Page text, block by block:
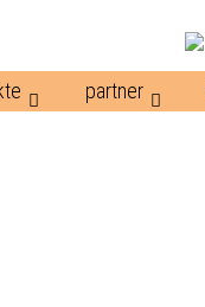
partner